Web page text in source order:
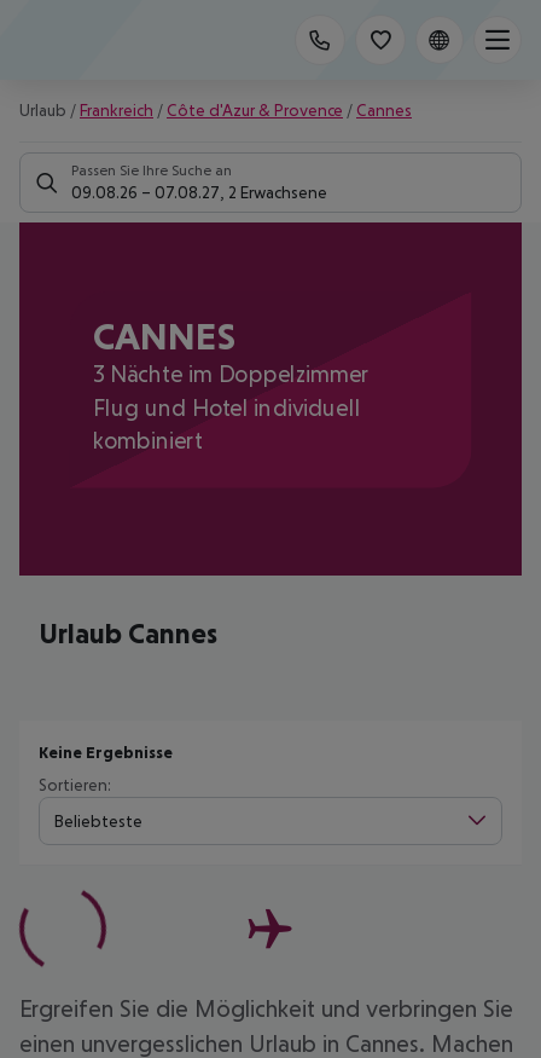
Urlaub / Frankreich / Côte d'Azur & Provence / Cannes
Passen Sie Ihre Suche an
09.08.26 – 07.08.27 2 Erwachsene
CANNES
3 Nächte im Doppelzimmer
Flug und Hotel individuell
kombiniert
Urlaub Cannes
Keine Ergebnisse
Sortieren:
Beliebteste
Ergreifen Sie die Möglichkeit und verbringen Sie
einen unvergesslichen Urlaub in Cannes. Machen